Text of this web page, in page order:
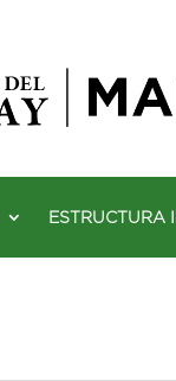
ESTRUCTURA